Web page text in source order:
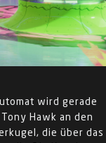
wird gerade
Hawk an den
die über das